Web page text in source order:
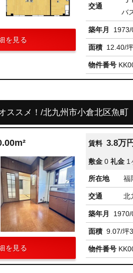
を見る
交通
バ
築年月 1973/
面積 12.40/
物件番号
ススメ！/北九州市小倉北区魚町
を見る
賃料 3.8万円
敷金 0 礼金 1
所在地 福
交通 北
築年月 1970/
面積 9.07/坪
物件番号